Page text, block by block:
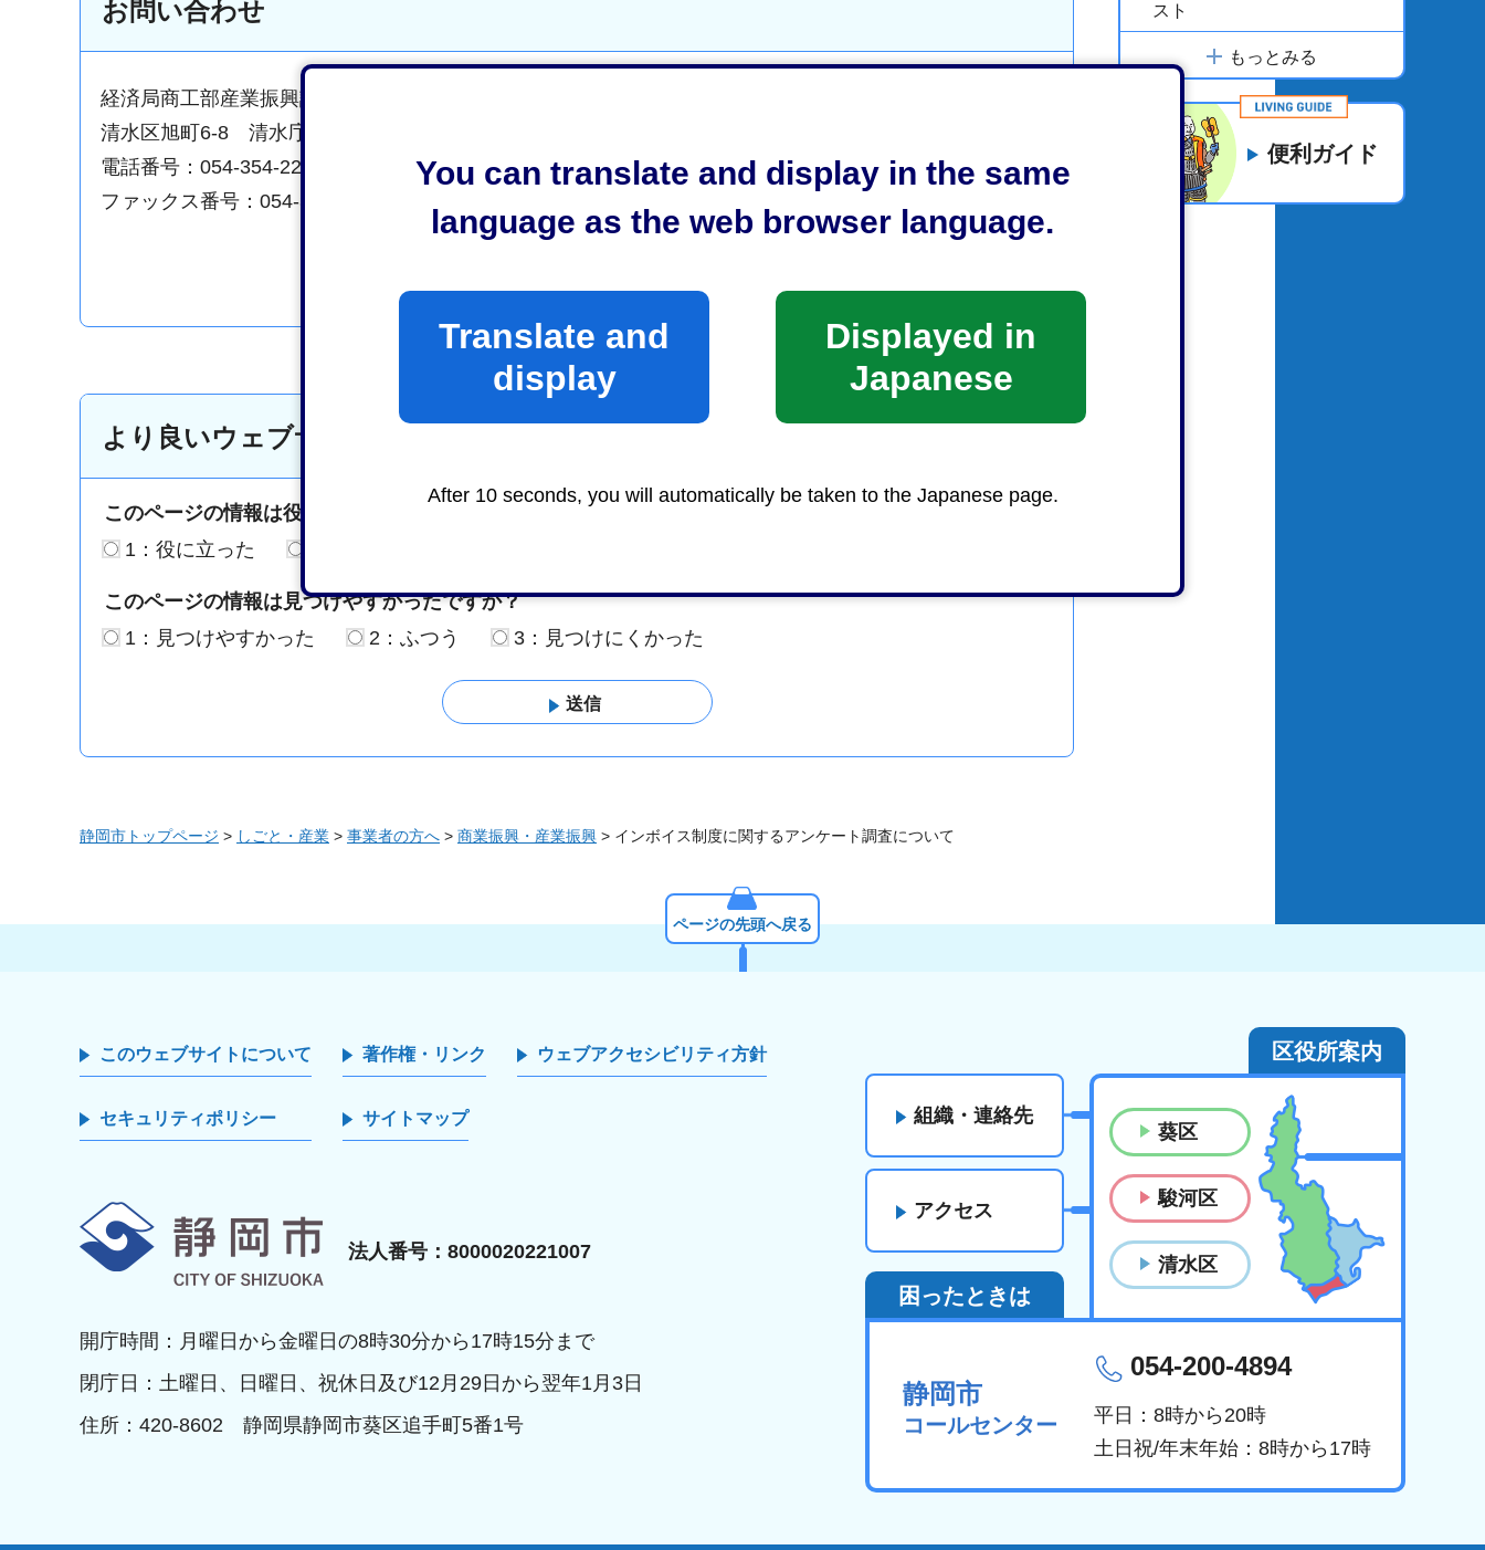
You can translate and display in the same
language as the web browser language.
Translate and
display
Displayed in
Japanese
After 10 seconds, you will automatically be taken to the Japanese page.
お問い合わせ
経済局商工部産業振興課中小企業支援係
清水区旭町6-8 清水庁舎5階
電話番号：054-354-2232
ファックス番号：054-354-2132
より良いウェブサイトにするためにみなさまのご意見をお聞かせください
このページの情報は役に立ちましたか？
1：役に立った
このページの情報は見つけやすかったですか？
1：見つけやすかった
2：ふつう 3：見つけにくかった
スト
もっとみる
便利ガイド
静岡市トップページ > しごと・産業 > 事業者の方へ > 商業振興・産業振興 > インボイス制度に関するアンケート調査について
ページの先頭へ戻る
このウェブサイトについて 著作権・リンク ウェブアクセシビリティ方針
セキュリティポリシー サイトマップ
法人番号：8000020221007
開庁時間：月曜日から金曜日の8時30分から17時15分まで
閉庁日：土曜日、日曜日、祝休日及び12月29日から翌年1月3日
住所：420-8602 静岡県静岡市葵区追手町5番1号
組織・連絡先
アクセス
区役所案内
葵区
駿河区
清水区
困ったときは
静岡市
コールセンター
054-200-4894
平日：8時から20時
土日祝/年末年始：8時から17時